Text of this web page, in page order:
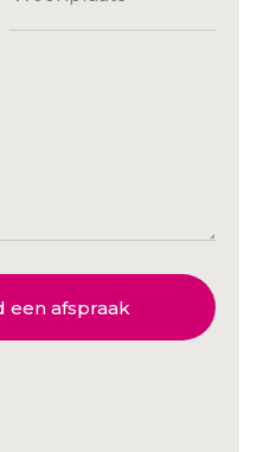
een afspraak